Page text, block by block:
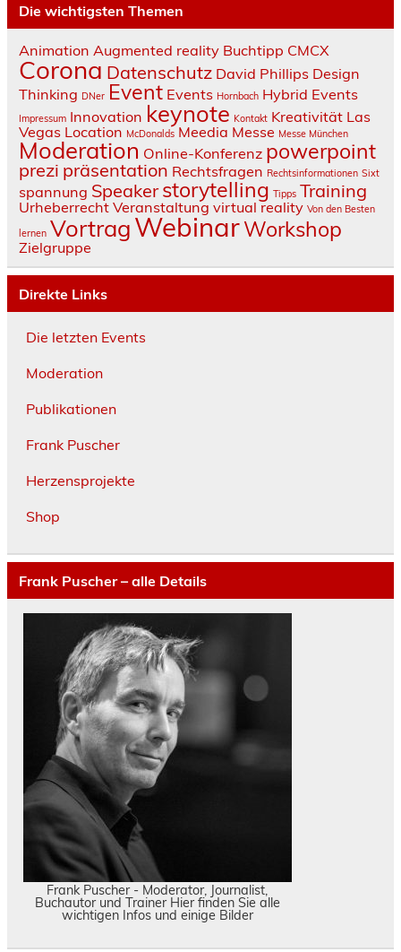
Die wichtigsten Themen
Animation Augmented reality Buchtipp CMCX
Corona Datenschutz David Phillips Design
Thinking DNer Event Events Hornbach Hybrid Events
Impressum Innovation keynote Kontakt Kreativität Las
Vegas Location McDonalds Meedia Messe Messe München
Moderation Online-Konferenz powerpoint
prezi präsentation Rechtsfragen Rechtsinformationen Sixt
spannung Speaker storytelling Tipps Training
Urheberrecht Veranstaltung virtual reality Von den Besten
lernen VortragWebinarWorkshop
Zielgruppe
Direkte Links
Die letzten Events
Moderation
Publikationen
Frank Puscher
Herzensprojekte
Shop
Frank Puscher – alle Details
Frank Puscher - Moderator, Journalist,
Buchautor und Trainer Hier finden Sie alle
wichtigen Infos und einige Bilder